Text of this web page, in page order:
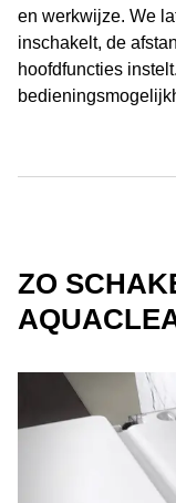
en werkwijze. We
inschakelt, de
hoofdfuncties
ZO